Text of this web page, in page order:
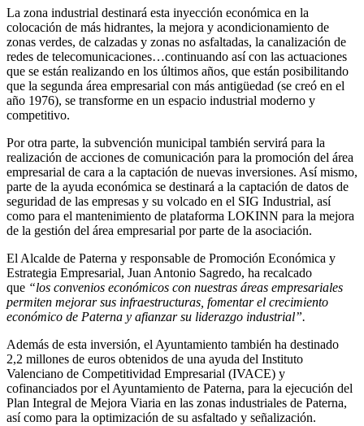
La zona industrial destinará esta inyección económica en la
colocación de más hidrantes, la mejora y acondicionamiento de
zonas verdes, de calzadas y zonas no asfaltadas, la canalización de
redes de telecomunicaciones…continuando así con las actuaciones
que se están realizando en los últimos años, que están posibilitando
que la segunda área empresarial con más antigüedad (se creó en el
año 1976), se transforme en un espacio industrial moderno y
competitivo.
Por otra parte, la subvención municipal también servirá para la
realización de acciones de comunicación para la promoción del área
empresarial de cara a la captación de nuevas inversiones. Así mismo,
parte de la ayuda económica se destinará a la captación de datos de
seguridad de las empresas y su volcado en el SIG Industrial, así
como para el mantenimiento de plataforma LOKINN para la mejora
de la gestión del área empresarial por parte de la asociación.
El Alcalde de Paterna y responsable de Promoción Económica y
Estrategia Empresarial, Juan Antonio Sagredo, ha recalcado
que “los convenios económicos con nuestras áreas empresariales
permiten mejorar sus infraestructuras, fomentar el crecimiento
económico de Paterna y afianzar su liderazgo industrial”.
Además de esta inversión, el Ayuntamiento también ha destinado
2,2 millones de euros obtenidos de una ayuda del Instituto
Valenciano de Competitividad Empresarial (IVACE) y
cofinanciados por el Ayuntamiento de Paterna, para la ejecución del
Plan Integral de Mejora Viaria en las zonas industriales de Paterna,
así como para la optimización de su asfaltado y señalización.